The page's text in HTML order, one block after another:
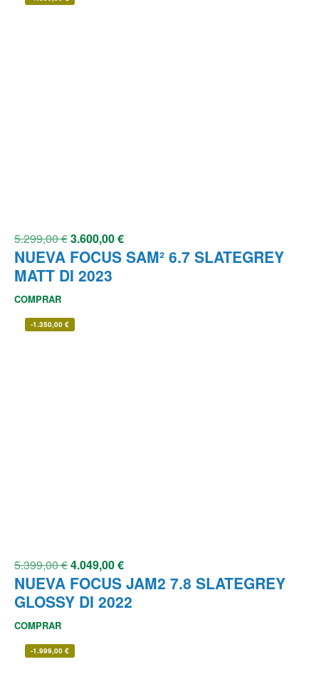
5.299,00€3.600,00€
NUEVA FOCUS SAM² 6.7 SLATEGREY
MATT DI 2023
COMPRAR
-1.350,00 €
5.399,00€4.049,00€
NUEVA FOCUS JAM2 7.8 SLATEGREY
GLOSSY DI 2022
COMPRAR
-1.999,00 €